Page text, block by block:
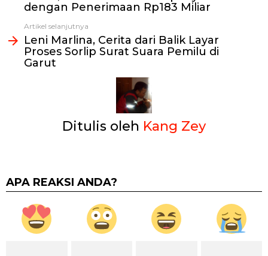
dengan Penerimaan Rp183 Miliar
Artikel selanjutnya
Leni Marlina, Cerita dari Balik Layar
Proses Sorlip Surat Suara Pemilu di
Garut
Ditulis oleh Kang Zey
APA REAKSI ANDA?